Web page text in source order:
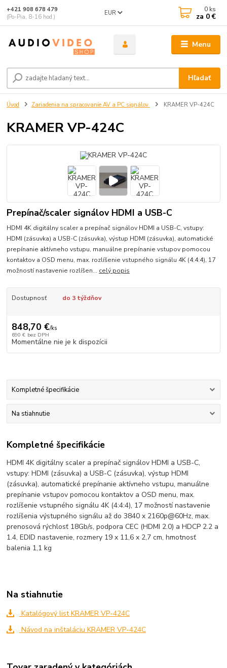
Menu
EUR
Hľadať
+421 908 678 479
(Po-Pia, 8-16 hod.)
0 ks
za 0 €
Úvod Zariadenia na spracovanie AV a PC signálov KRAMER VP-424C
KRAMER VP-424C
Prepínač/scaler signálov HDMI a USB-C
HDMI 4K digitálny scaler a prepínač signálov HDMI a USB-C, vstupy:
HDMI (zásuvka) a USB-C (zásuvka), výstup HDMI (zásuvka), automatické
prepínanie aktívneho vstupu, manuálne prepínanie vstupov pomocou
kontaktov a OSD menu, max. rozlíšenie vstupného signálu 4K (4:4:4), 17
možností nastavenie rozlíšen... celý popis
Dostupnosť do 3 týždňov
848,70 €/ks
690 € bez DPH
Momentálne nie je k dispozícii
Kompletné špecifikácie
Na stiahnutie
Kompletné špecifikácie
HDMI 4K digitálny scaler a prepínač signálov HDMI a USB-C,
vstupy: HDMI (zásuvka) a USB-C (zásuvka), výstup HDMI
(zásuvka), automatické prepínanie aktívneho vstupu, manuálne
prepínanie vstupov pomocou kontaktov a OSD menu, max.
rozlíšenie vstupného signálu 4K (4:4:4), 17 možností nastavenie
rozlíšenia výstupného signálu až do 3840 x 2160p@60Hz, max.
prenosová rýchlosť 18Gb/s, podpora CEC (HDMI 2.0) a HDCP 2.2 a
1.4, EDID nastavenie, rozmery 19 x 11,6 x 2,7 cm, hmotnosť
balenia 1,1 kg
Na stiahnutie
Katalógový list KRAMER VP-424C
Návod na inštaláciu KRAMER VP-424C